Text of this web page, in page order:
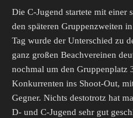
Die C-Jugend startete mit einer
den späteren Gruppenzweiten
Tag wurde der Unterschied zu
ganz großen Beachvereinen
nochmal um den Gruppenplatz
Konkurrenten ins Shoot-Out,
Gegner. Nichts destotrotz hat
D- und C-Jugend sehr gut